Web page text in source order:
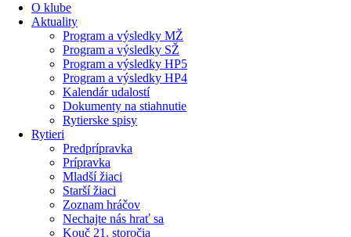
O klube
Aktuality
Program a výsledky MŽ
Program a výsledky SŽ
Program a výsledky HP5
Program a výsledky HP4
Kalendár udalostí
Dokumenty na stiahnutie
Rytierske spisy
Rytieri
Predprípravka
Prípravka
Mladší žiaci
Starší žiaci
Zoznam hráčov
Nechajte nás hrať sa
Kouč 21. storočia